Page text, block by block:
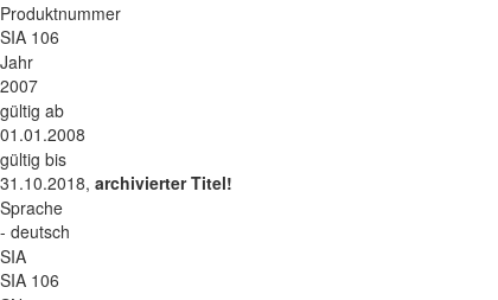
Produktnummer
SIA 106
Jahr
2007
gültig ab
01.01.2008
gültig bis
31.10.2018, archivierter Titel!
Sprache
- deutsch
SIA
SIA 106